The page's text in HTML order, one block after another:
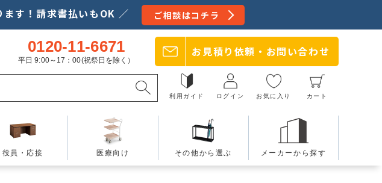
す！請求書払いもOK ／ ご相談はコチラ
0120-11-6671
平日 9:00～17：00(祝祭日を除く）
お見積り依頼・ お問い合わせ
利用ガイド ログイン お気に入り カート
役員・応接 医療向け その他から選ぶ メーカーから探す